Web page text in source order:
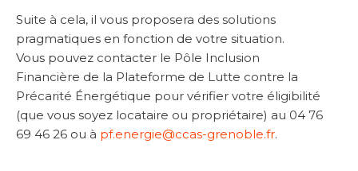
Suite à cela, il vous proposera des solutions
pragmatiques en fonction de votre situation.
Vous pouvez contacter le Pôle Inclusion
Financière de la Plateforme de Lutte contre la
Précarité Énergétique pour vérifier votre éligibilité
(que vous soyez locataire ou propriétaire) au 04 76
69 46 26 ou à pf.energie@ccas-grenoble.fr.